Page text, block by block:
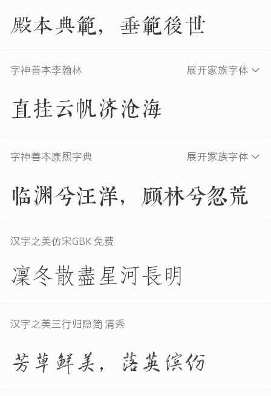
殿本典範，垂範後世
字神善本李翰林 展开家族字体
直挂云帆济沧海
字神善本康熙字典 展开家族字体
临渊兮汪洋，顾林兮忽荒
汉字之美仿宋GBK 免费
凜冬散盡星河長明
汉字之美三行归隐简 清秀
芳草鲜美，落英缤纷